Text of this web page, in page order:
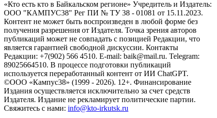
«Кто есть кто в Байкальском регионе» Учредитель и Издатель:
ООО "КАМПУС38" Рег ПИ № ТУ 38 - 01081 от 15.11.2023.
Контент не может быть воспроизведен в любой форме без
получения разрешения от Издателя. Точка зрения авторов
публикаций может не совпадать с позицией Редакции, что
является гарантией свободной дискуссии. Контакты
Редакции: +7(902) 566 4510. E-mail: baik@mail.ru. Telegram:
89025664510. В процессе подготовки публикаций
используется переработанный контент от ИИ ChatGPT.
©ООО «Кампус38» (1999 - 2026). 12+. Финансирование
Издания осуществляется исключительно за счет средств
Издателя. Издание не рекламирует политические партии.
Свяжитесь с нами: info@kto-irkutsk.ru